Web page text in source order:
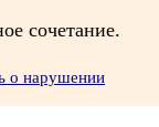
сочетание.
о нарушении